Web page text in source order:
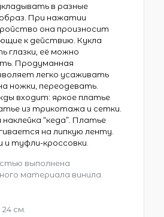
в разные
При нажатии
она произносит
к действию. Кукла
глазки, её можно
Продуманная
легко усаживать
ножки, переодевать.
входит: яркое платье
из трикотажа и сетки.
“кеда”. Платье
на липкую ленту.
и туфли-кроссовки.
выполнена
материала винила.
см.